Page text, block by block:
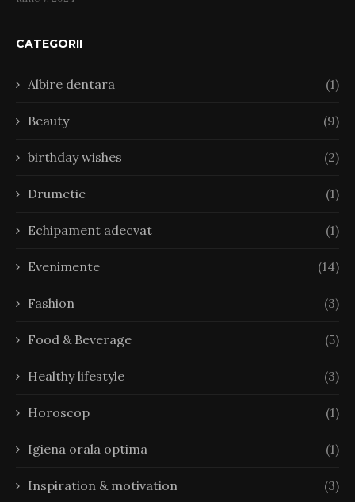
CATEGORII
Albire dentara (1)
Beauty (9)
birthday wishes (2)
Drumetie (1)
Echipament adecvat (1)
Evenimente (14)
Fashion (3)
Food & Beverage (5)
Healthy lifestyle (3)
Horoscop (1)
Igiena orala optima (1)
Inspiration & motivation (3)